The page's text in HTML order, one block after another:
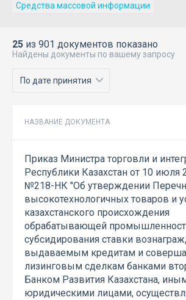
Средства массовой информации
25 из 901 документов показано
Найдены документы по вашему запросу
НАЗВАНИЕ ДОКУМЕНТА
Приказ Министра торговли и
Республики Казахстан от 10 июля
№218-НК "Об утверждении
высокотехнологичных товаров и
казахстанского происхождения
обрабатывающей
субсидирования ставки
выдаваемым кредитам и
лизинговым сделкам банками
Банком Развития Казахстана,
юридическими лицами,